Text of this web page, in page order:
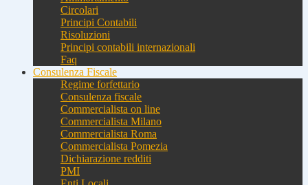
Circolari
Principi Contabili
Risoluzioni
Principi contabili internazionali
Faq
Consulenza Fiscale
Regime forfettario
Consulenza fiscale
Commercialista on line
Commercialista Milano
Commercialista Roma
Commercialista Pomezia
Dichiarazione redditi
PMI